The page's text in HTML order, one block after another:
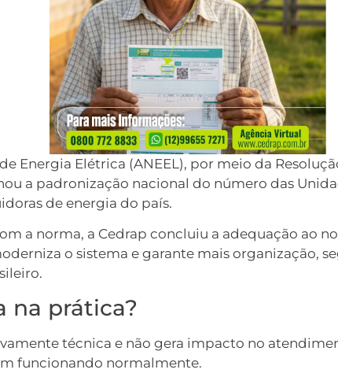
Energia Elétrica (ANEEL), por meio da
a padronização nacional do número das
de energia do país.
a norma, a Cedrap concluiu a adequação ao
o sistema e garante mais organização,
na prática?
técnica e não gera impacto no
funcionando normalmente.